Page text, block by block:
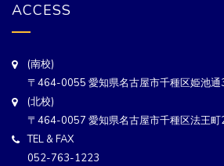
ACCESS
(南校)
〒464-0055 愛知県名古屋市千種区姫池
(北校)
〒464-0057 愛知県名古屋市千種区法王
TEL & FAX
052-763-1223